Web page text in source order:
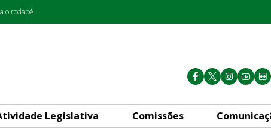
o rodapé
Legislativa Comissões